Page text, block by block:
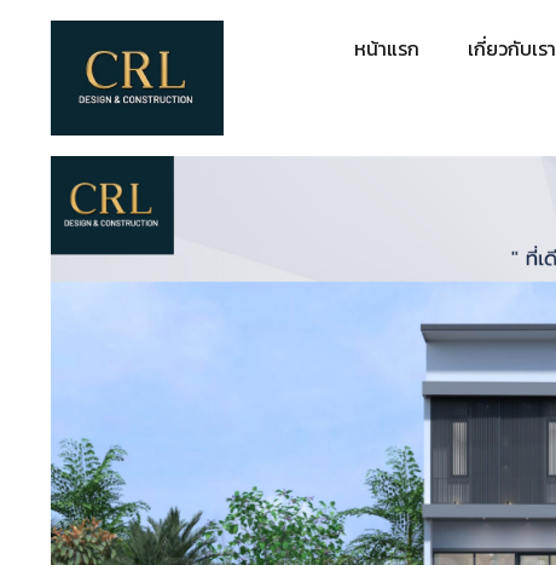
หน้าแรก เกี่ยวกับเรา